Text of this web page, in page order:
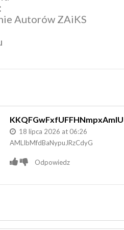
Autorów ZAiKS
18 lipca 2026 at 06:26
AMLIbMfdBaNypuJRzCdyG
Odpowiedz